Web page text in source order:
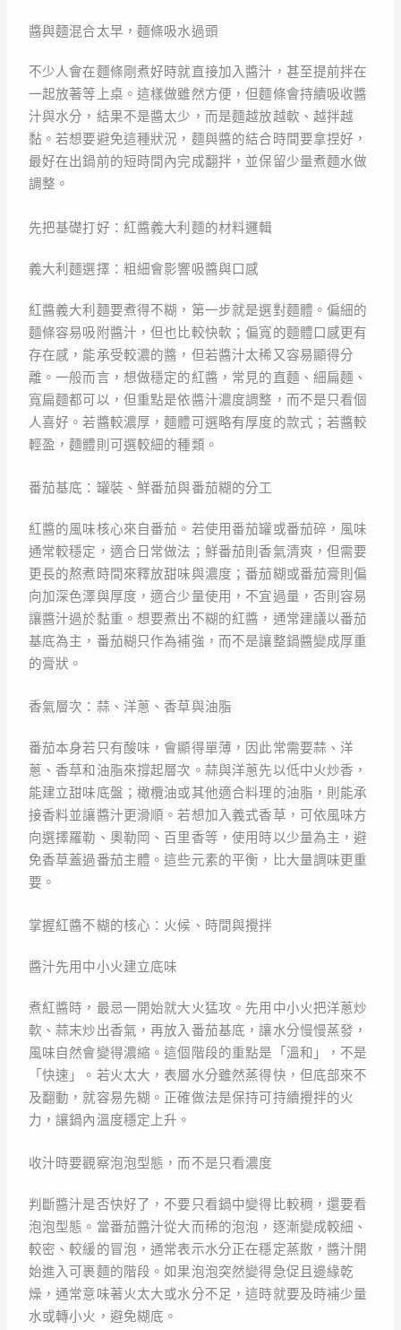
醬與麵混合太早，麵條吸水過頭
不少人會在麵條剛煮好時就直接加入醬汁，甚至提前拌在
一起放著等上桌。這樣做雖然方便，但麵條會持續吸收醬
汁與水分，結果不是醬太少，而是麵越放越軟、越拌越
黏。若想要避免這種狀況，麵與醬的結合時間要拿捏好，
最好在出鍋前的短時間內完成翻拌，並保留少量煮麵水做
調整。
先把基礎打好：紅醬義大利麵的材料邏輯
義大利麵選擇：粗細會影響吸醬與口感
紅醬義大利麵要煮得不糊，第一步就是選對麵體。偏細的
麵條容易吸附醬汁，但也比較快軟；偏寬的麵體口感更有
存在感，能承受較濃的醬，但若醬汁太稀又容易顯得分
離。一般而言，想做穩定的紅醬，常見的直麵、細扁麵、
寬扁麵都可以，但重點是依醬汁濃度調整，而不是只看個
人喜好。若醬較濃厚，麵體可選略有厚度的款式；若醬較
輕盈，麵體則可選較細的種類。
番茄基底：罐裝、鮮番茄與番茄糊的分工
紅醬的風味核心來自番茄。若使用番茄罐或番茄碎，風味
通常較穩定，適合日常做法；鮮番茄則香氣清爽，但需要
更長的熬煮時間來釋放甜味與濃度；番茄糊或番茄膏則偏
向加深色澤與厚度，適合少量使用，不宜過量，否則容易
讓醬汁過於黏重。想要煮出不糊的紅醬，通常建議以番茄
基底為主，番茄糊只作為補強，而不是讓整鍋醬變成厚重
的膏狀。
香氣層次：蒜、洋蔥、香草與油脂
番茄本身若只有酸味，會顯得單薄，因此常需要蒜、洋
蔥、香草和油脂來撐起層次。蒜與洋蔥先以低中火炒香，
能建立甜味底盤；橄欖油或其他適合料理的油脂，則能承
接香料並讓醬汁更滑順。若想加入義式香草，可依風味方
向選擇羅勒、奧勒岡、百里香等，使用時以少量為主，避
免香草蓋過番茄主體。這些元素的平衡，比大量調味更重
要。
掌握紅醬不糊的核心：火候、時間與攪拌
醬汁先用中小火建立底味
煮紅醬時，最忌一開始就大火猛攻。先用中小火把洋蔥炒
軟、蒜末炒出香氣，再放入番茄基底，讓水分慢慢蒸發，
風味自然會變得濃縮。這個階段的重點是「溫和」，不是
「快速」。若火太大，表層水分雖然蒸得快，但底部來不
及翻動，就容易先糊。正確做法是保持可持續攪拌的火
力，讓鍋內溫度穩定上升。
收汁時要觀察泡泡型態，而不是只看濃度
判斷醬汁是否快好了，不要只看鍋中變得比較稠，還要看
泡泡型態。當番茄醬汁從大而稀的泡泡，逐漸變成較細、
較密、較緩的冒泡，通常表示水分正在穩定蒸散，醬汁開
始進入可裹麵的階段。如果泡泡突然變得急促且邊緣乾
燥，通常意味著火太大或水分不足，這時就要及時補少量
水或轉小火，避免糊底。